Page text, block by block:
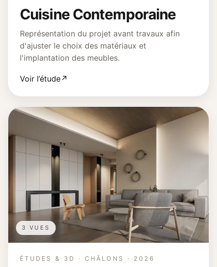
Cuisine Contemporaine
Représentation du projet avant travaux afin
d'ajuster le choix des matériaux et
l'implantation des meubles.
Voir l’étude↗
3 VUES
ÉTUDES & 3D · CHÂLONS · 2026